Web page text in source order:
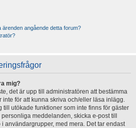
angående detta forum?
mig?
det är upp till administratören att bestämma
för att kunna skriva och/eller läsa inlägg.
till utökade funktioner som inte finns för gäster
meddelanden, skicka e-post till
användargrupper, med mera. Det tar endast